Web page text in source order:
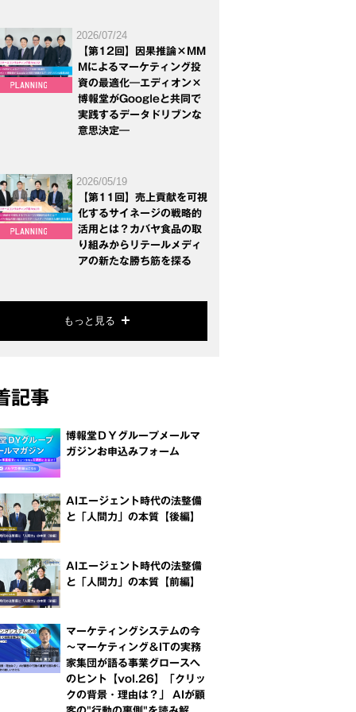
2026/07/24
【第12回】因果推論×MM
Mによるマーケティング投
資の最適化―エディオン×
博報堂がGoogleと共同で
実践するデータドリブンな
意思決定―
2026/05/19
【第11回】売上貢献を可視
化するサイネージの戦略的
活用とは？カバヤ食品の取
り組みからリテールメディ
アの新たな勝ち筋を探る
もっと見る
記事
博報堂ＤＹグループメールマ
ガジンお申込みフォーム
AIエージェント時代の法整備
と「人間力」の本質【後編】
AIエージェント時代の法整備
と「人間力」の本質【前編】
マーケティングシステムの今
～マーケティング＆ITの実務
家集団が語る事業グロースへ
のヒント【vol.26】「クリッ
クの背景・理由は？」 AIが顧